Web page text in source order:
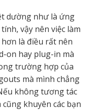
dường như là ứng
vậy nên việc làm
là điều rất nên
on hay plug-in mà
trường hợp của
mà mình chẳng
không tương tác
cũng khuyên các bạn